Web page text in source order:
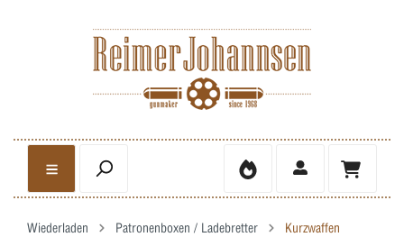
Wiederladen Patronenboxen / Ladebretter Kurzwaffen